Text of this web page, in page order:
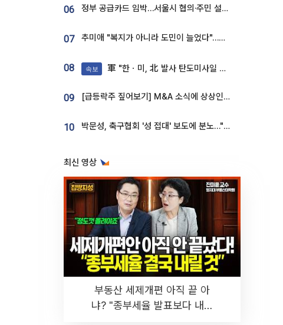
06 정부 공급카드 임박…서울시 협의·주민 설득이 성패 가른다 [부동산 해법 전쟁]
07 추미애 "복지가 아니라 도민이 늘었다"…재정난 책임론 정면돌파
08 속보 軍 "한ㆍ미, 北 발사 탄도미사일 제원 정밀분석 중"
09 [급등락주 짚어보기] M&A 소식에 상상인증권ㆍ유니켐 ‘상한가’⋯유증 제동 걸린 SK디앤디↑
10 박문성, 축구협회 '성 접대' 보도에 분노…"다 말아먹으려고 작정했나"
최신 영상
부동산 세제개편 아직 끝 아
냐? "종부세율 발표보다 내릴